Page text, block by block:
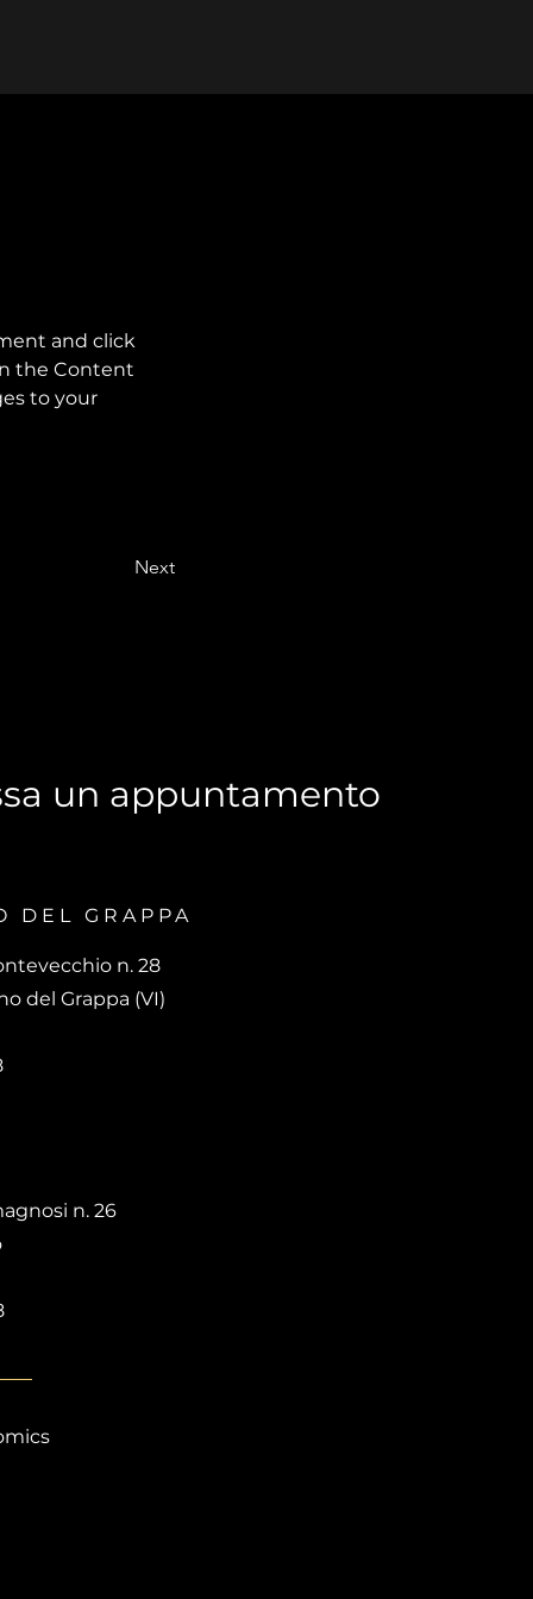
and click
the Content
to your
Next
un appuntamento
DEL GRAPPA
n. 28
del Grappa (VI)
n. 26